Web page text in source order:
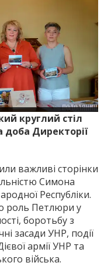
круглий стіл
доба Директорії
важливі сторінки
Симона
Республіки.
роль Петлюри у
боротьбу з
засади УНР, події
армії УНР та
війська.